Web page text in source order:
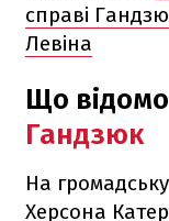
справі
Левіна
Що
Гандзюк
На
Херсона